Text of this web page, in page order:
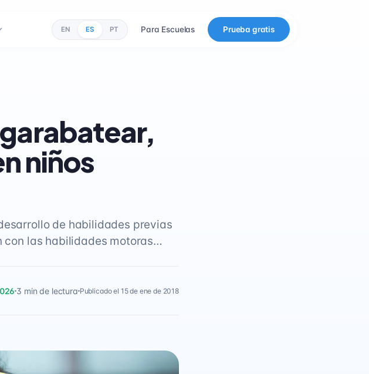
EN ES PT Para Escuelas Prueba gratis
niños
de habilidades previas
con las habilidades motoras…
3 min de lectura Publicado el 15 de ene de 2018